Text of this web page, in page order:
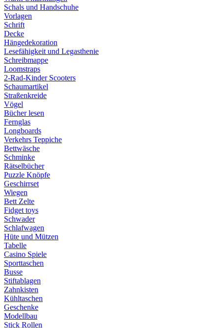
Schals und Handschuhe
Vorlagen
Schrift
Decke
Hängedekoration
Lesefähigkeit und Legasthenie
Schreibmappe
Loomstraps
2-Rad-Kinder Scooters
Schaumartikel
Straßenkreide
Vögel
Bücher lesen
Fernglas
Longboards
Verkehrs Teppiche
Bettwäsche
Schminke
Rätselbücher
Puzzle Knöpfe
Geschirrset
Wiegen
Bett Zelte
Fidget toys
Schwader
Schlafwagen
Hüte und Mützen
Tabelle
Casino Spiele
Sporttaschen
Busse
Stiftablagen
Zahnkisten
Kühltaschen
Geschenke
Modellbau
Stick Rollen